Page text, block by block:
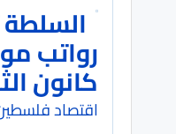
رواتب
كانون
اقتصاد